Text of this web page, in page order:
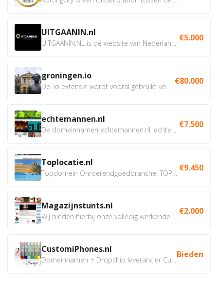
UITGAANIN.nl €5.000
groningen.io €80.000
echtemannen.nl €7.500
Toplocatie.nl €9.450
Magazijnstunts.nl €2.000
CustomiPhones.nl Bieden